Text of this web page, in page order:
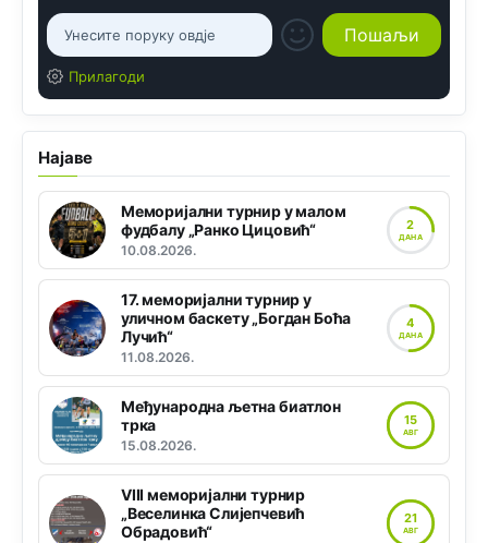
Прилагоди
Најаве
Меморијални турнир у малом
фудбалу „Ранко Цицовић“
10.08.2026.
2
ДАНА
17. меморијални турнир у
уличном баскету „Богдан Боћа
Лучић“
11.08.2026.
4
ДАНА
Међународна љетна биатлон
трка
15.08.2026.
15
АВГ
VIII меморијални турнир
„Веселинка Слијепчевић
Обрадовић“
21
АВГ